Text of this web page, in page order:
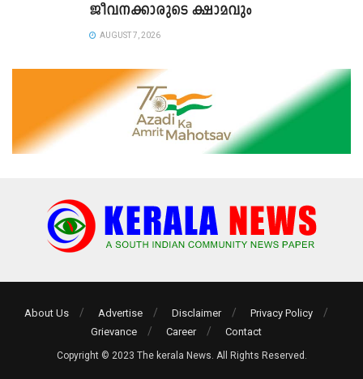
ജീവനക്കാരുടെ ക്ഷാമവും
AUGUST 7, 2026
About Us Advertise Disclaimer
Privacy Policy
Grievance
Career Contact
Copyright © 2023 The kerala News. All Rights Reserved.